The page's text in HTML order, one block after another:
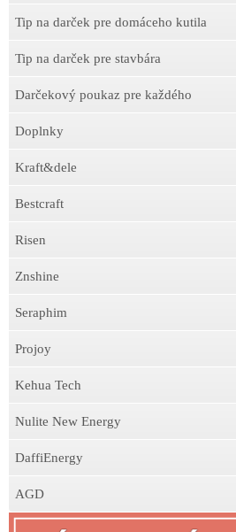
Tip na darček pre domáceho kutila
Tip na darček pre stavbára
Darčekový poukaz pre každého
Doplnky
Kraft&dele
Bestcraft
Risen
Znshine
Seraphim
Projoy
Kehua Tech
Nulite New Energy
DaffiEnergy
AGD